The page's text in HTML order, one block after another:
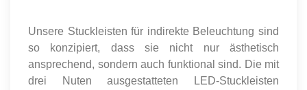
Unsere Stuckleisten für indirekte Beleuchtung sind
so konzipiert, dass sie nicht nur ästhetisch
ansprechend, sondern auch funktional sind. Die mit
drei Nuten ausgestatteten LED-Stuckleisten